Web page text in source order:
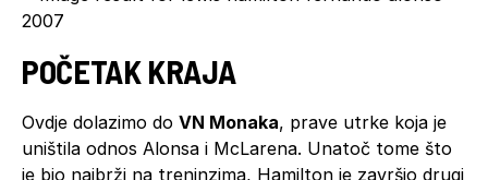
POČETAK KRAJA
Ovdje dolazimo do VN Monaka, prave utrke koja je
uništila odnos Alonsa i McLarena. Unatoč tome što
je bio najbrži na treninzima, Hamilton je završio drugi